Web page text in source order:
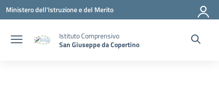
Vai ai contenuti
Vai al menu di navigazione
Vai al footer
Ministero dell'Istruzione e del Merito
Istituto Comprensivo
San Giuseppe da Copertino